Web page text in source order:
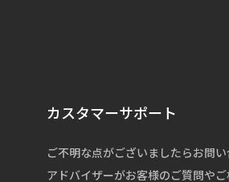
カスタマーサポート
ご不明な点がございましたらお問
アドバイザーがお客様のご質問やご